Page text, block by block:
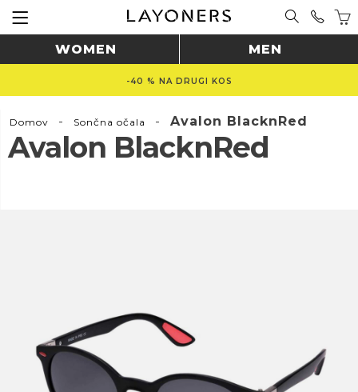
WOMEN MEN
-40 % NA DRUGI KOS
Domov - Sončna očala - Avalon BlacknRed
Avalon BlacknRed